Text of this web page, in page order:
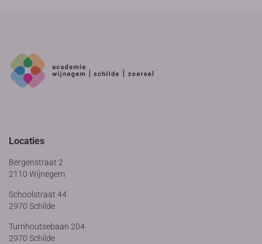
Locaties
Bergenstraat 2
2110 Wijnegem
Schoolstraat 44
2970 Schilde
Turnhoutsebaan 204
2970 Schilde